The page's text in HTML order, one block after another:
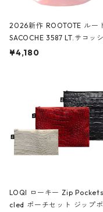
2026新作 ROOTOTE ルー
SACOCHE 3587 LT.サコッ
ミエ-B ショルダーバッグ グ
¥4,180
LOQI ローキー Zip
cled ポーチセット ジップポ